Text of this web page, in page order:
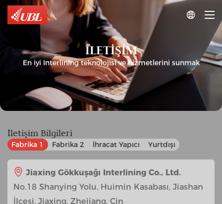

İLETIŞIM
En iyi Interlining teknolojisi ve hizmetlerini sunmak
İletişim Bilgileri
Fabrika 1 Fabrika 2 İhracat Yapıcı Yurtdışı
Jiaxing Gökkuşağı Interlining Co., Ltd.
No.18 Shanying Yolu, Huimin Kasabası, Jiashan
İlçesi, Jiaxing, Zhejiang, Çin